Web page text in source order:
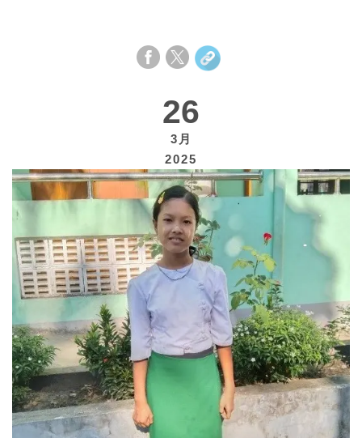
寄付する
26
3月
2025